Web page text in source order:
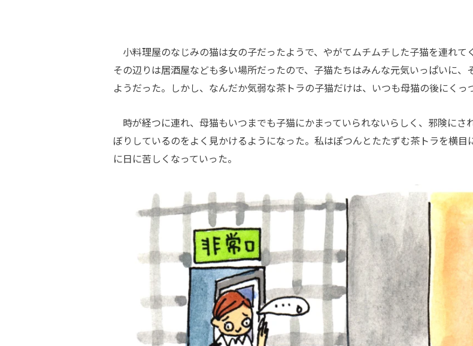
小料理屋のなじみの猫は女の子だったようで、やがてムチムチした子猫を連れて
その辺りは居酒屋なども多い場所だったので、子猫たちはみんな元気いっぱいに、
ようだった。しかし、なんだか気弱な茶トラの子猫だけは、いつも母猫の後にくっ
時が経つに連れ、母猫もいつまでも子猫にかまっていられないらしく、邪険にさ
ぼりしているのをよく見かけるようになった。私はぽつんとたたずむ茶トラを横目
に日に苦しくなっていった。